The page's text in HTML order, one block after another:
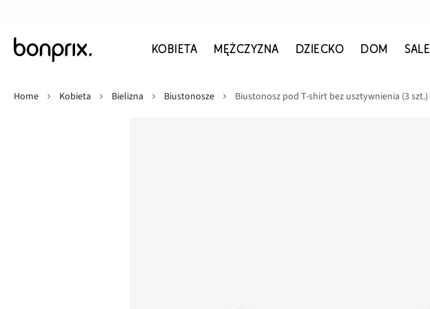
KOBIETA MĘŻCZYZNA DZIECKO DOM SALE
Home
Kobieta Bielizna Biustonosze Biustonosz pod T-shirt bez usztywnienia (3 szt.)